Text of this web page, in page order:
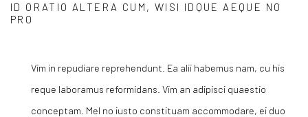
ID ORATIO ALTERA CUM, WISI IDQUE AEQUE NO
PRO
Vim in repudiare reprehendunt. Ea alii habemus nam, cu his
reque laboramus reformidans. Vim an adipisci quaestio
conceptam. Mel no iusto constituam accommodare, ei duo